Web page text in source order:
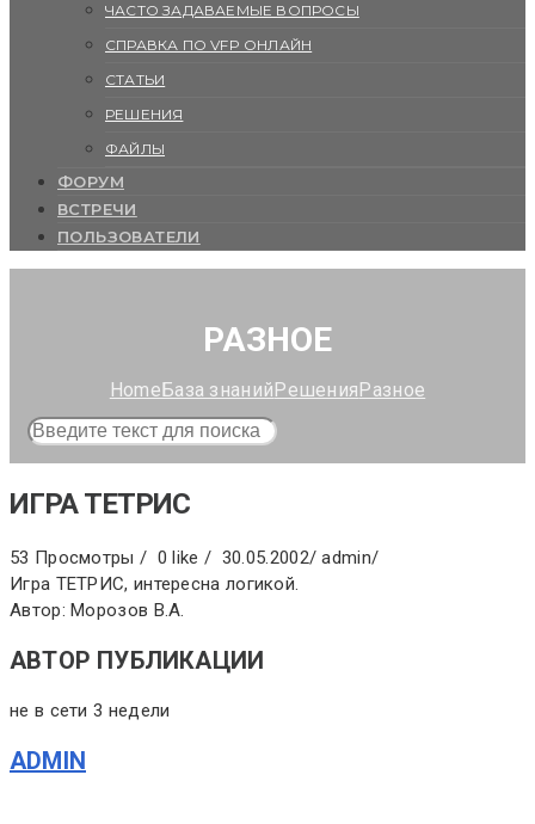
ЧАСТО ЗАДАВАЕМЫЕ ВОПРОСЫ
СПРАВКА ПО VFP ОНЛАЙН
СТАТЬИ
РЕШЕНИЯ
ФАЙЛЫ
ФОРУМ
ВСТРЕЧИ
ПОЛЬЗОВАТЕЛИ
РАЗНОЕ
HomeБаза знанийРешенияРазное
ИГРА ТЕТРИС
53 Просмотры / 0 like / 30.05.2002/ admin/
Игра ТЕТРИС, интересна логикой.
Автор: Морозов В.А.
АВТОР ПУБЛИКАЦИИ
не в сети 3 недели
ADMIN